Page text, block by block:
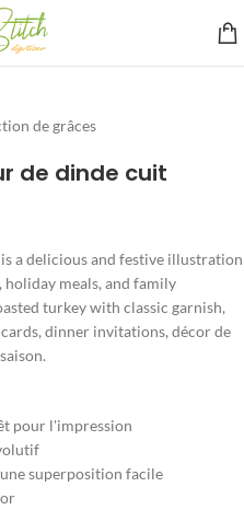
de grâces
de dinde cuit
is a delicious and festive illustration
, holiday meals,and family
turkey with classic garnish,
,dinner invitations, décor de
pour l'impression
superposition facile